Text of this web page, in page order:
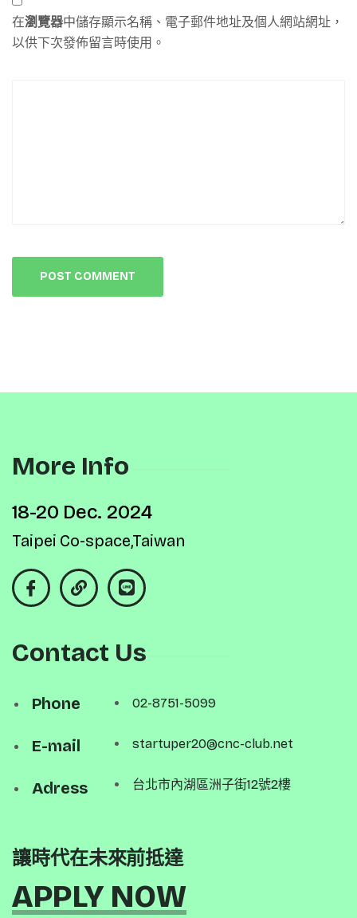
在瀏覽器中儲存顯示名稱、電子郵件地址及個人網站網址，
以供下次發佈留言時使用。
More Info
18-20 Dec. 2024
Taipei Co-space,Taiwan
Contact Us
Phone
E-mail
Adress
02-8751-5099
startuper20@cnc-club.net
台北市內湖區洲子街12號2樓
讓時代在未來前抵達
APPLY NOW